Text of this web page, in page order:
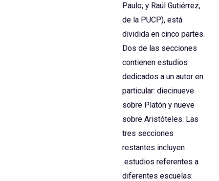
Paulo; y Raúl Gutiérrez,
de la PUCP), está
dividida en cinco partes.
Dos de las secciones
contienen estudios
dedicados a un autor en
particular: diecinueve
sobre Platón y nueve
sobre Aristóteles. Las
tres secciones
restantes incluyen
estudios referentes a
diferentes escuelas: